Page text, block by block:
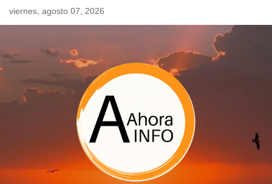
Skipviernes, agosto 07, 2026